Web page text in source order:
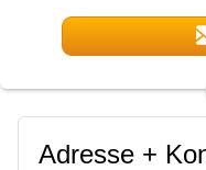
Adresse +